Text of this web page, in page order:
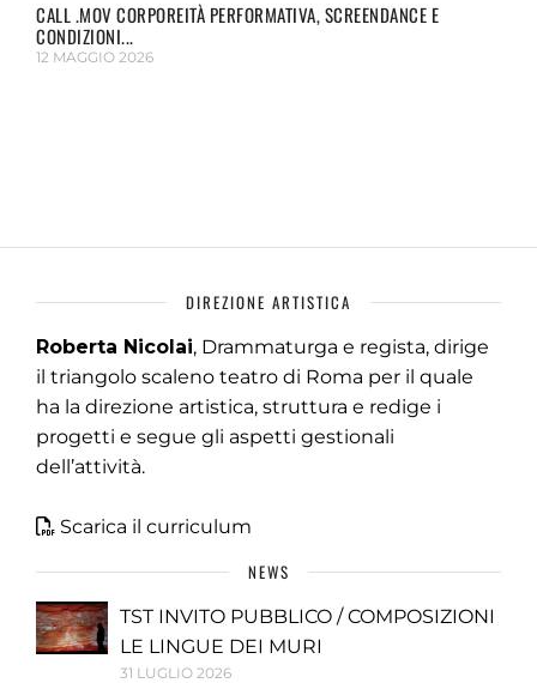
CALL .MOV CORPOREITÀ PERFORMATIVA, SCREENDANCE E
CONDIZIONI...
12 MAGGIO 2026
DIREZIONE ARTISTICA
Roberta Nicolai, Drammaturga e regista, dirige
il triangolo scaleno teatro di Roma per il quale
ha la direzione artistica, struttura e redige i
progetti e segue gli aspetti gestionali
dell’attività.
Scarica il curriculum
NEWS
TST INVITO PUBBLICO / COMPOSIZIONI
LE LINGUE DEI MURI
31 LUGLIO 2026